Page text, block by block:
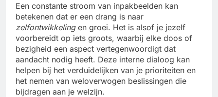
Een constante stroom van inpakbeelden kan
betekenen dat er een drang is naar
zelfontwikkelingen groei. Het is alsof je jezelf
voorbereidt op iets groots, waarbij elke doos of
bezigheid een aspect vertegenwoordigt dat
aandacht nodig heeft. Deze interne dialoog kan
helpen bij het verduidelijken van je prioriteiten en
het nemen van weloverwogen beslissingen die
bijdragen aan je welzijn.